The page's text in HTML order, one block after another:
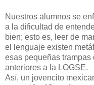
Nuestros alumnos se
a la dificultad de
bien; esto es, leer de
el lenguaje existen
esas pequeñas
anteriores a la LOGSE.
Así, un jovencito